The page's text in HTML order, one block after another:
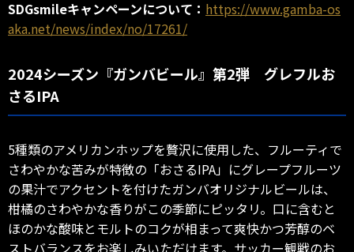
SDGsmileキャンペーンについて： https://www.gamba-os
aka.net/news/index/no/17261/
2024シーズン『ガンバビール』第2弾 グレフルお
さるIPA
5種類のアメリカンホップを贅沢に使用した、フルーティで
さわやかな苦みが特徴の「おさるIPA」にグレープフルーツ
の果汁でアクセントを付けたガンバオリジナルビールは、
柑橘のさわやかな香りがこの季節にピッタリ。口に含むと
ほのかな酸味とモルトのコクが相まって爽快かつ芳醇のベ
ストバランスをお楽しみいただけます。サッカー観戦のお